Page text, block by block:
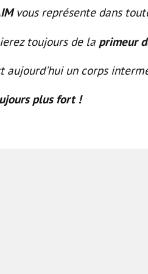
vous représente dans
toujours de la primeur
aujourd'hui un corps
plus fort !